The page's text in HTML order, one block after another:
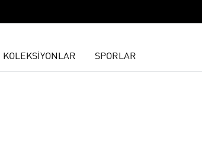
KOLEKSİYONLAR SPORLAR